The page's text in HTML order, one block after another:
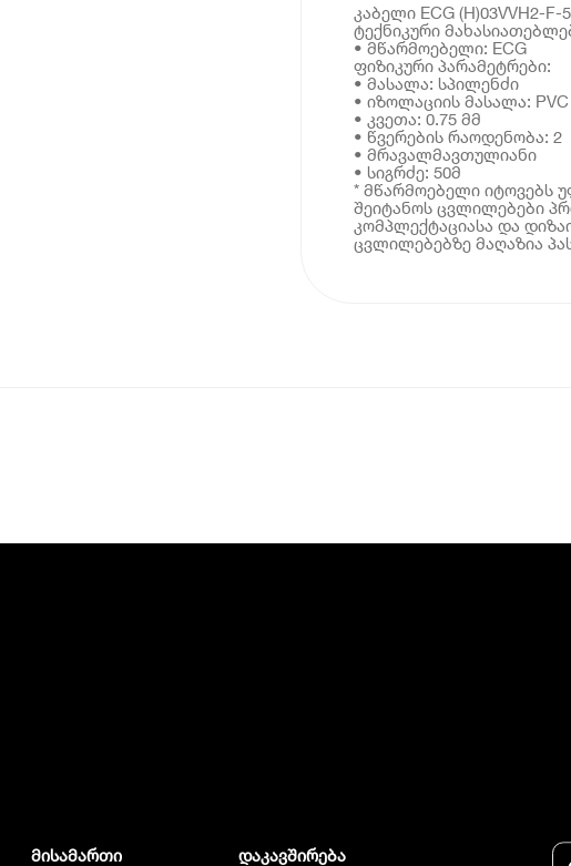
კაბელი ECG (H)03VVH2-F-
ტექნიკური
• მწარმოებელი: ECG
ფიზიკური პარამეტრები:
• მასალა: სპილენძი
• იზოლაციის მასალა:
• კვეთა: 0.75 მმ
• წვერების რაოდენობა: 2
• მრავალმავთულიანი
• სიგრძე: 50მ
* მწარმოებელი იტოვებს
შეიტანოს ცვლილებები
კომპლექტაციასა და
ცვლილებებზე მაღაზია
მისამართი დაკავშირება